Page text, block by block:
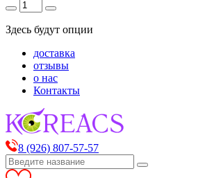
Здесь будут опции
доставка
отзывы
о нас
Контакты
8 (926) 807-57-57